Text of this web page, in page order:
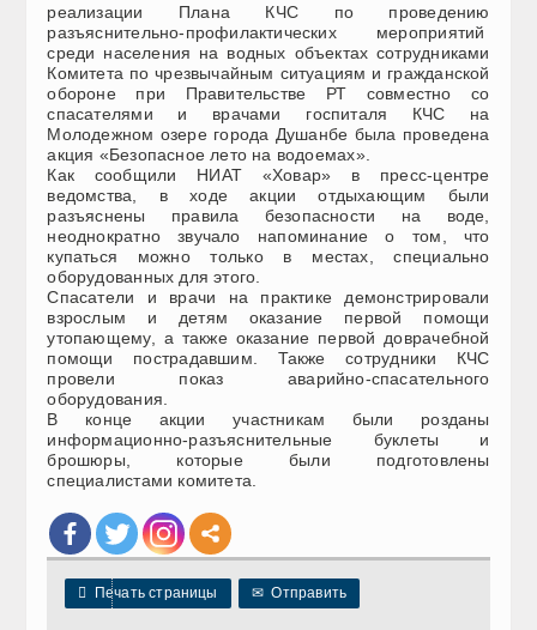
реализации Плана КЧС по проведению
разъяснительно-профилактических мероприятий
среди населения на водных объектах сотрудниками
Комитета по чрезвычайным ситуациям и гражданской
обороне при Правительстве РТ совместно со
спасателями и врачами госпиталя КЧС на
Молодежном озере города Душанбе была проведена
акция «Безопасное лето на водоемах».
Как сообщили НИАТ «Ховар» в пресс-центре
ведомства, в ходе акции отдыхающим были
разъяснены правила безопасности на воде,
неоднократно звучало напоминание о том, что
купаться можно только в местах, специально
оборудованных для этого.
Спасатели и врачи на практике демонстрировали
взрослым и детям оказание первой помощи
утопающему, а также оказание первой доврачебной
помощи пострадавшим. Также сотрудники КЧС
провели показ аварийно-спасательного
оборудования.
В конце акции участникам были розданы
информационно-разъяснительные буклеты и
брошюры, которые были подготовлены
специалистами комитета.
 Печать страницы ✉ Отправить